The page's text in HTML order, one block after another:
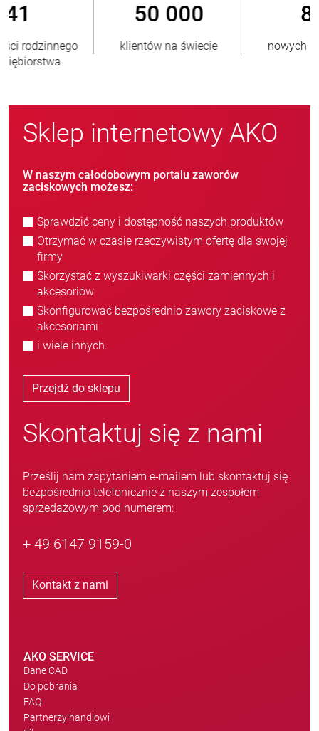
nowych klientów/rok
> 3 500 000
sprzedanych jednostek
Sklep internetowy AKO
W naszym całodobowym portalu zaworów
zaciskowych możesz:
Sprawdzić ceny i dostępność naszych produktów
Otrzymać w czasie rzeczywistym ofertę dla swojej
firmy
Skorzystać z wyszukiwarki części zamiennych i
akcesoriów
Skonfigurować bezpośrednio zawory zaciskowe z
akcesoriami
i wiele innych.
Przejdź do sklepu
Skontaktuj się z nami
Prześlij nam zapytaniem e-mailem lub skontaktuj się
bezpośrednio telefonicznie z naszym zespołem
sprzedażowym pod numerem:
+ 49 6147 9159-0
Kontakt z nami
AKO SERVICE
Dane CAD
Do pobrania
FAQ
Partnerzy handlowi